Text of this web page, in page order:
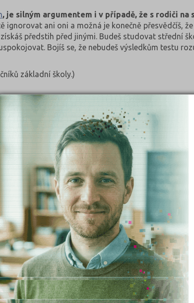
, je silným argumentem i v případě, že s rodiči
ani oni a možná je konečně přesvědčíš,
předstih před jinými. Budeš studovat střední
Bojíš se, že nebudeš výsledkům testu
základní školy.)
se studovat!
oblastech.Test Studijní plán ti poskytne správné
tvého učení (jak dlouho dokážeš udržet
uspěješ při zkoušení. Psychodiagnostika je
Nebo chceš zvládat jazyků ještě více? Otestuj se
jak by měl vypadat jazykový kurz, jejž
je pro tebe nejvhodnější učitel pro výuku jazyků.